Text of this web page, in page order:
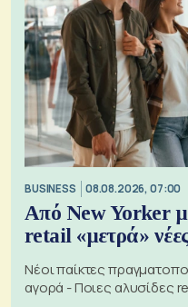
BUSINESS 08.08.2026, 07:00
Από New Yorker
retail «μετρά»
Νέοι παίκτες
αγορά - Ποιες αλυσίδες